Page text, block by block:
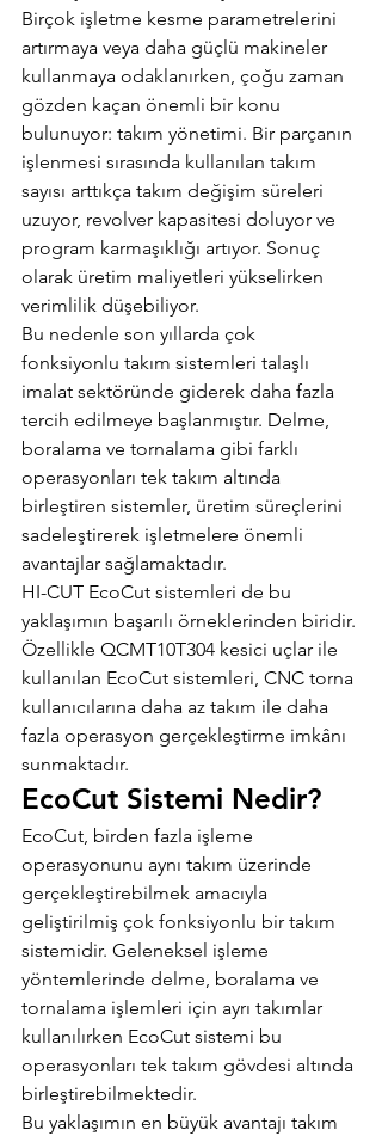
Birçok işletme kesme parametrelerini
artırmaya veya daha güçlü makineler
kullanmaya odaklanırken, çoğu zaman
gözden kaçan önemli bir konu
bulunuyor: takım yönetimi. Bir parçanın
işlenmesi sırasında kullanılan takım
sayısı arttıkça takım değişim süreleri
uzuyor, revolver kapasitesi doluyor ve
program karmaşıklığı artıyor. Sonuç
olarak üretim maliyetleri yükselirken
verimlilik düşebiliyor.
Bu nedenle son yıllarda çok
fonksiyonlu takım sistemleri talaşlı
imalat sektöründe giderek daha fazla
tercih edilmeye başlanmıştır. Delme,
boralama ve tornalama gibi farklı
operasyonları tek takım altında
birleştiren sistemler, üretim süreçlerini
sadeleştirerek işletmelere önemli
avantajlar sağlamaktadır.
HI-CUT EcoCut sistemleri de bu
yaklaşımın başarılı örneklerinden biridir.
Özellikle QCMT10T304 kesici uçlar ile
kullanılan EcoCut sistemleri, CNC torna
kullanıcılarına daha az takım ile daha
fazla operasyon gerçekleştirme imkânı
sunmaktadır.
EcoCut Sistemi Nedir?
EcoCut, birden fazla işleme
operasyonunu aynı takım üzerinde
gerçekleştirebilmek amacıyla
geliştirilmiş çok fonksiyonlu bir takım
sistemidir. Geleneksel işleme
yöntemlerinde delme, boralama ve
tornalama işlemleri için ayrı takımlar
kullanılırken EcoCut sistemi bu
operasyonları tek takım gövdesi altında
birleştirebilmektedir.
Bu yaklaşımın en büyük avantajı takım